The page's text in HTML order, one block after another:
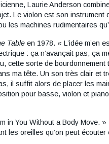
Laurie Anderson
Le violon est son
les machines rudimentaires
Table en 1978. « L’idée m’en
: ça n’avançait pas, ça
cette sorte de
ma tête. Un son très clair et
il suffit alors de placer les
pour basse, violon et
in You Without a Body Move.
les oreilles qu’on peut